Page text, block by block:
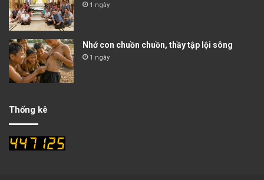
1 ngày
Nhớ con chuồn chuồn, thầy tập lội sông
1 ngày
Thống kê